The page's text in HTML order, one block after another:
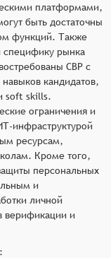
платформами,
быть достаточны
функций. Также
специфику рынка
СВР с
кандидатов,
soft skills.
ограничения и
инфраструктурой
ресурсам,
Кроме того,
персональных
и
личной
верификации и